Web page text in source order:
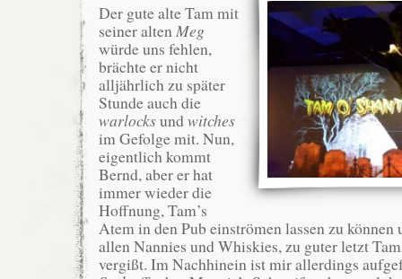
Der gute alte Tam mit
seiner alten Meg
würde uns fehlen,
brächte er nicht
alljährlich zu später
Stunde auch die
warlocksundwitches
im Gefolge mit. Nun,
eigentlich kommt
Bernd, aber er hat
immer wieder die
Hoffnung, Tam’s
Atem in den Pub einströmen lassen zu können
allen Nannies und Whiskies, zu guter letzt
vergißt. Im Nachhinein ist mir allerdings